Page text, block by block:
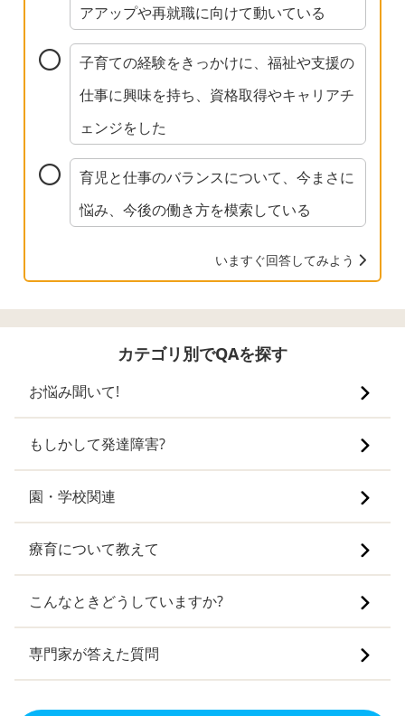
アアップや再就職に向けて動いている
子育ての経験をきっかけに、福祉や支援の
仕事に興味を持ち、資格取得やキャリアチ
ェンジをした
育児と仕事のバランスについて、今まさに
悩み、今後の働き方を模索している
いますぐ回答してみよう
カテゴリ別でQAを探す
お悩み聞いて!
もしかして発達障害?
園・学校関連
療育について教えて
こんなときどうしていますか?
専門家が答えた質問